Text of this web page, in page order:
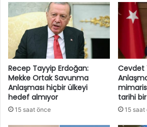
Recep Tayyip Erdoğan:
Mekke Ortak Savunma
Anlaşması hiçbir ülkeyi
hedef almıyor
15 saat önce
Cevdet
tarihi
15 saat